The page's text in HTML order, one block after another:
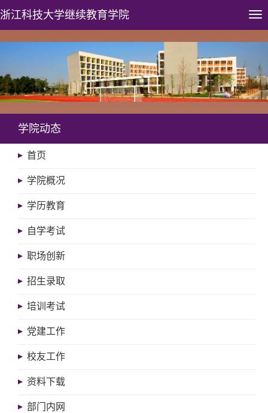
浙江科技大学继续教育学院
学院动态
首页
学院概况
学历教育
自学考试
职场创新
招生录取
培训考试
党建工作
校友工作
资料下载
部门内网